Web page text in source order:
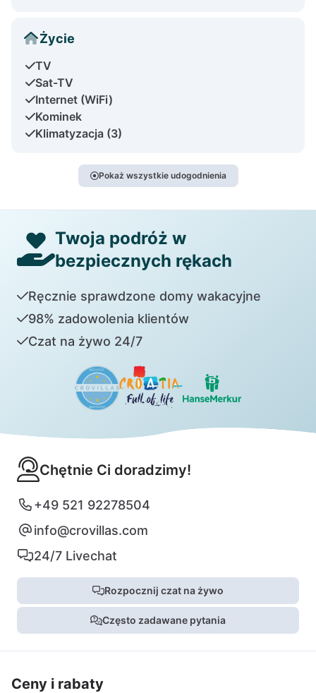
Życie
TV
Sat-TV
Internet (WiFi)
Kominek
Klimatyzacja (3)
Pokaż wszystkie udogodnienia
Twoja podróż w
bezpiecznych rękach
Ręcznie sprawdzone domy wakacyjne
98% zadowolenia klientów
Czat na żywo 24/7
Chętnie Ci doradzimy!
+49 521 92278504
info@crovillas.com
24/7 Livechat
Rozpocznij czat na żywo
Często zadawane pytania
Ceny i rabaty